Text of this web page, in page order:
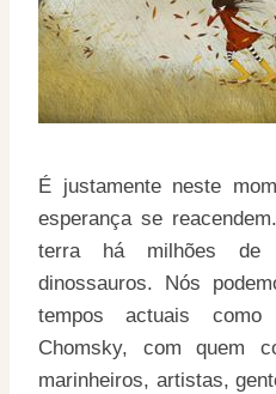
É justamente neste
esperança se
terra há milhões
dinossauros. Nós
tempos actuais
Chomsky, com quem
marinheiros, artistas,